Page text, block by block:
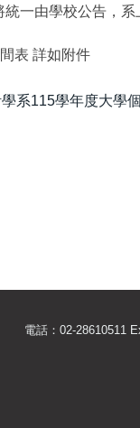
一由學校公告，
表 詳如附件
系115學年度大學
電話：02-28610511